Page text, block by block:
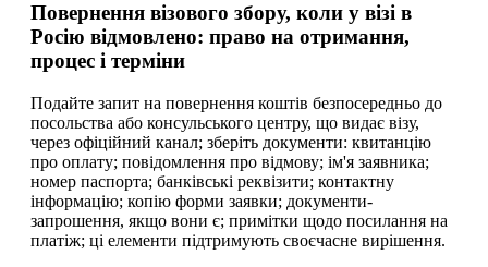
Повернення візового збору, коли у візі в
Росію відмовлено: право на отримання,
процес і терміни
Подайте запит на повернення коштів безпосередньо до
посольства або консульського центру, що видає візу,
через офіційний канал; зберіть документи: квитанцію
про оплату; повідомлення про відмову; ім'я заявника;
номер паспорта; банківські реквізити; контактну
інформацію; копію форми заявки; документи-
запрошення, якщо вони є; примітки щодо посилання на
платіж; ці елементи підтримують своєчасне вирішення.